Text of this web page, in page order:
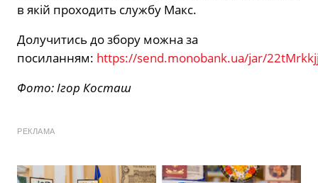
в якій проходить службу Макс.
Долучитись до збору можна за
посиланням: https://send.monobank.ua/jar/
Фото: Ігор Косташ
РЕКЛАМА